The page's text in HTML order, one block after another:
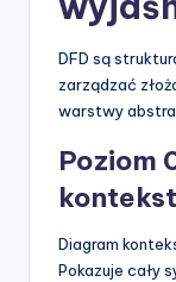
DFD są
zarządzać
warstwy
Poziom
Diagram
Pokazuje cały